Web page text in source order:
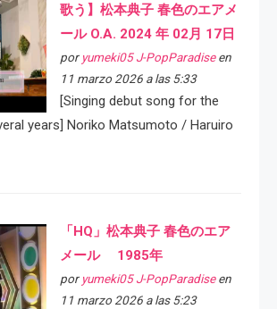
歌う】松本典子 春色のエアメ
ール O.A. 2024 年 02月 17日
por yumeki05 J-PopParadiseen
11 marzo 2026 a las 5:33
[Singing debut song for the
years] Noriko Matsumoto / Haruiro
「HQ」松本典子 春色のエア
メール 1985年
por yumeki05 J-PopParadiseen
11 marzo 2026 a las 5:23